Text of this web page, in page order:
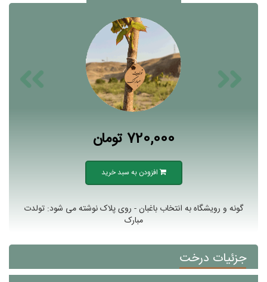
720,000 تومان
افزودن به سبد خرید
گونه و رویشگاه به انتخاب باغبان - روی پلاک نوشته می شود: تولدت
مبارک
جزئیات درخت